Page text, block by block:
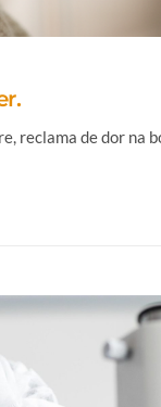
reclama de dor na